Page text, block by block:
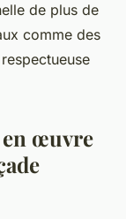
de plus de
comme des
œuvre